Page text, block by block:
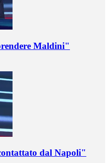
Maldini"
dal Napoli"